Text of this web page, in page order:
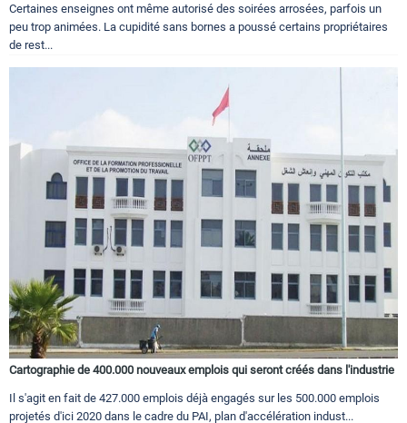
Certaines enseignes ont même autorisé des soirées arrosées, parfois un
peu trop animées. La cupidité sans bornes a poussé certains propriétaires
de rest...
Cartographie de 400.000 nouveaux emplois qui seront créés dans l'industrie
Il s'agit en fait de 427.000 emplois déjà engagés sur les 500.000 emplois
projetés d'ici 2020 dans le cadre du PAI, plan d'accélération indust...